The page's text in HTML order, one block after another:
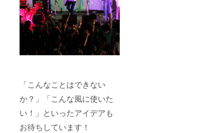
「こんなことはできない
か？」「こんな風に使いた
い！」といったアイデアも
お待ちしています！